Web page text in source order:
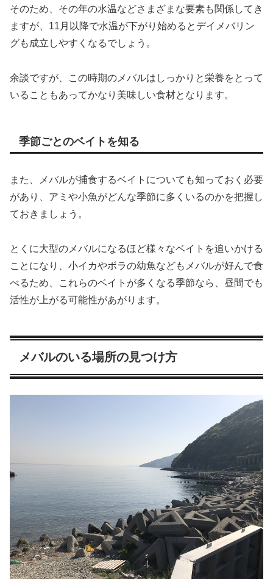
そのため、その年の水温などさまざまな要素も関係してき
ますが、11月以降で水温が下がり始めるとデイメバリン
グも成立しやすくなるでしょう。
余談ですが、この時期のメバルはしっかりと栄養をとって
いることもあってかなり美味しい食材となります。
季節ごとのベイトを知る
また、メバルが捕食するベイトについても知っておく必要
があり、アミや小魚がどんな季節に多くいるのかを把握し
ておきましょう。
とくに大型のメバルになるほど様々なベイトを追いかける
ことになり、小イカやボラの幼魚などもメバルが好んで食
べるため、これらのベイトが多くなる季節なら、昼間でも
活性が上がる可能性があがります。
メバルのいる場所の見つけ方